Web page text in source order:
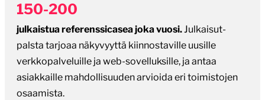
150-200
julkaistua referenssicasea joka vuosi.Julkaisut-
palsta tarjoaa näkyvyyttä kiinnostaville uusille
verkkopalveluille ja web-sovelluksille, ja antaa
asiakkaille mahdollisuuden arvioida eri toimistojen
osaamista.